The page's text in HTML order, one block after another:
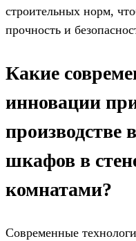
строительных норм,
прочность и
Какие
инновации
производстве
шкафов в
комнатами?
Современные